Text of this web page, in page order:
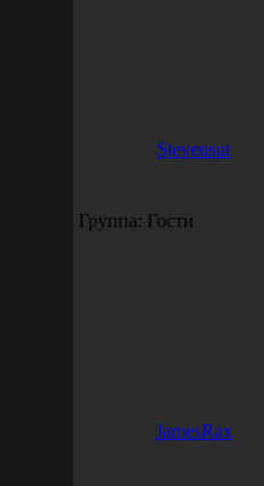
Stevensut
Группа: Гости
JamesRax